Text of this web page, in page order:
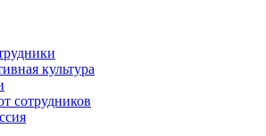
культура
сотрудников